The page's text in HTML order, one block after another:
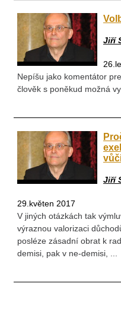
Jiří
Nepíšu jako komentátor
člověk s poněkud možná
Jiří
29.květen 2017
V jiných otázkách tak
výraznou valorizaci
posléze zásadní obrat k
demisi, pak v ne-demisi, ...